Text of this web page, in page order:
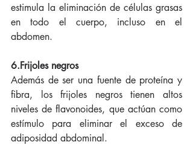
estimula la eliminación de células grasas
en todo el cuerpo, incluso en el
abdomen.
6.Frijoles negros
Además de ser una fuente de proteína y
fibra, los frijoles negros tienen altos
niveles de flavonoides, que actúan como
estímulo para eliminar el exceso de
adiposidad abdominal.